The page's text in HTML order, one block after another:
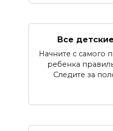
Все
Начните с самого
ребенка
Следите за